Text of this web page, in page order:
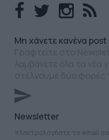
Mη χάνετε κανένα post
Newsletter